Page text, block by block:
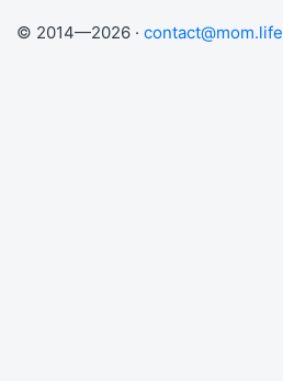
© 2014—2026 · contact@mom.life